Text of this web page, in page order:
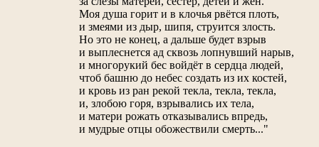
Моя душа горит и в клочья рвётся плоть,
и змеями из дыр, шипя, струится злость.
Но это не конец, а дальше будет взрыв
и выплеснется ад сквозь лопнувший нарыв,
и многорукий бес войдёт в сердца людей,
чтоб башню до небес создать из их костей,
и кровь из ран рекой текла, текла, текла,
и, злобою горя, взрывались их тела,
и матери рожать отказывались впредь,
и мудрые отцы обожествили смерть..."